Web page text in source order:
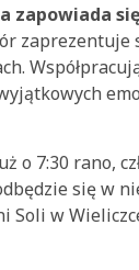
zapowiada
o 7:30 rano,
się w
Soli w